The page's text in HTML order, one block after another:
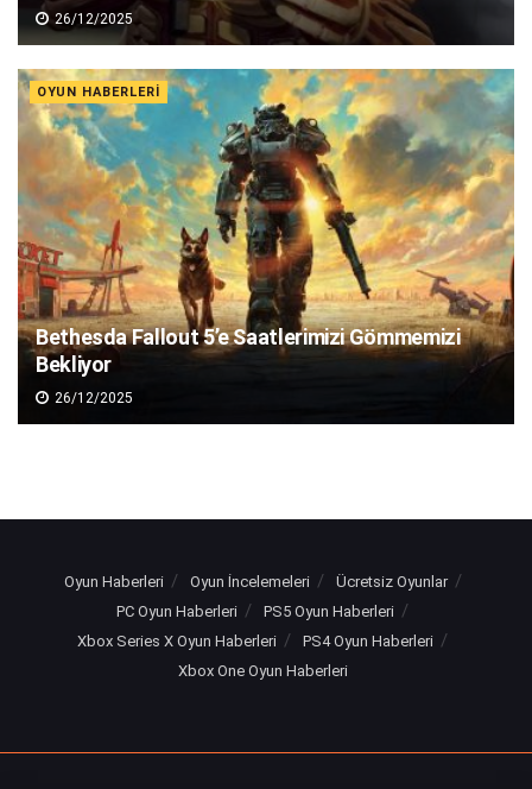
26/12/2025
OYUN HABERLERI
Bethesda Fallout 5’e Saatlerimizi Gömmemizi
Bekliyor
26/12/2025
Oyun Haberleri Oyun İncelemeleri
Ücretsiz Oyunlar
PC Oyun Haberleri
PS5 Oyun Haberleri
Xbox Series X Oyun Haberleri
PS4 Oyun Haberleri
Xbox One Oyun Haberleri